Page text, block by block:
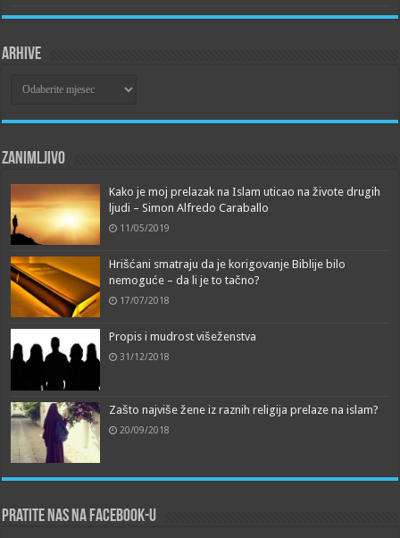
Arhive
Zanimljivo
Kako je moj prelazak na Islam uticao na živote drugih
ljudi – Simon Alfredo Caraballo
11/05/2019
Hrišćani smatraju da je korigovanje Biblije bilo
nemoguće – da li je to tačno?
17/07/2018
Propis i mudrost višeženstva
31/12/2018
Zašto najviše žene iz raznih religija prelaze na islam?
20/09/2018
Pratite nas na Facebook-u